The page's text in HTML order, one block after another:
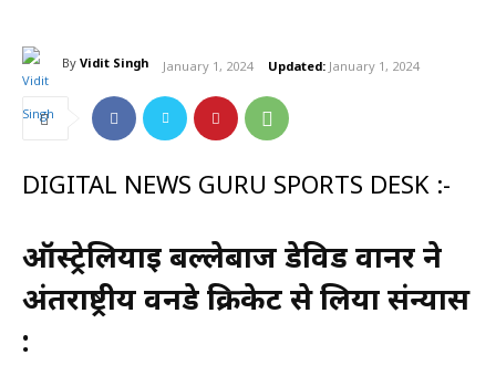
By Vidit Singh January 1, 2024 Updated: January 1, 2024
DIGITAL NEWS GURU SPORTS DESK :-
ऑस्ट्रेलियाई बल्लेबाज डेविड वार्नर ने
अंतराष्ट्रीय वनडे क्रिकेट से लिया संन्यास
: